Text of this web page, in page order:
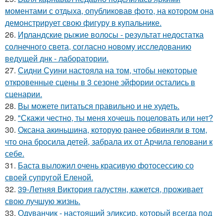
моментами с отдыха, опубликовав фото, на котором она
демонстрирует свою фигуру в купальнике.
26. Ирландские рыжие волосы - результат недостатка
солнечного света, согласно новому исследованию
ведущей днк - лаборатории.
27. Сидни Суини настояла на том, чтобы некоторые
откровенные сцены в 3 сезоне эйфории остались в
сценарии.
28. Вы можете питаться правильно и не худеть.
29. "Скажи честно, ты меня хочешь поцеловать или нет?
30. Оксана акиньшина, которую ранее обвиняли в том,
что она бросила детей, забрала их от Арчила геловани к
себе.
31. Баста выложил очень красивую фотосессию со
своей супругой Еленой.
32. 39-Летняя Виктория галустян, кажется, проживает
свою лучшую жизнь.
33. Одуванчик - настоящий эликсир, который всегда под